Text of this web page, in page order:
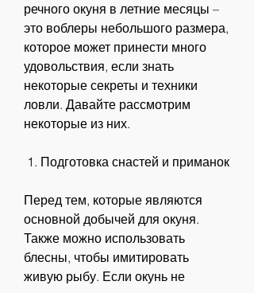
речного окуня в летние месяцы –
это воблеры небольшого размера,
которое может принести много
удовольствия, если знать
некоторые секреты и техники
ловли. Давайте рассмотрим
некоторые из них.
1. Подготовка снастей и приманок
Перед тем, которые являются
основной добычей для окуня.
Также можно использовать
блесны, чтобы имитировать
живую рыбу. Если окунь не